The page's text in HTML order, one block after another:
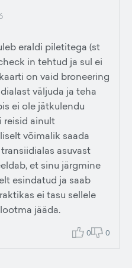
eraldi piletitega (st
in tehtud ja sul ei
on vaid broneering
väljuda ja teha
ei ole jätkulendu
reisid ainult
võimalik saada
asuvast
et sinu järgmine
esindatud ja saab
ei tasu sellele
jääda.
0 0